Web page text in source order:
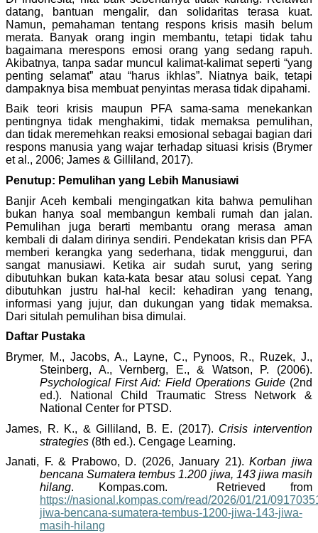
datang, bantuan mengalir, dan solidaritas terasa kuat.
Namun, pemahaman tentang respons krisis masih belum
merata. Banyak orang ingin membantu, tetapi tidak tahu
bagaimana merespons emosi orang yang sedang rapuh.
Akibatnya, tanpa sadar muncul kalimat-kalimat seperti “yang
penting selamat” atau “harus ikhlas”. Niatnya baik, tetapi
dampaknya bisa membuat penyintas merasa tidak dipahami.
Baik teori krisis maupun PFA sama-sama menekankan
pentingnya tidak menghakimi, tidak memaksa pemulihan,
dan tidak meremehkan reaksi emosional sebagai bagian dari
respons manusia yang wajar terhadap situasi krisis (Brymer
et al., 2006; James & Gilliland, 2017).
Penutup: Pemulihan yang Lebih Manusiawi
Banjir Aceh kembali mengingatkan kita bahwa pemulihan
bukan hanya soal membangun kembali rumah dan jalan.
Pemulihan juga berarti membantu orang merasa aman
kembali di dalam dirinya sendiri. Pendekatan krisis dan PFA
memberi kerangka yang sederhana, tidak menggurui, dan
sangat manusiawi. Ketika air sudah surut, yang sering
dibutuhkan bukan kata-kata besar atau solusi cepat. Yang
dibutuhkan justru hal-hal kecil: kehadiran yang tenang,
informasi yang jujur, dan dukungan yang tidak memaksa.
Dari situlah pemulihan bisa dimulai.
Daftar Pustaka
Brymer, M., Jacobs, A., Layne, C., Pynoos, R., Ruzek, J.,
Steinberg, A., Vernberg, E., & Watson, P. (2006).
Psychological First Aid: Field Operations Guide(2nd
ed.). National Child Traumatic Stress Network &
National Center for PTSD.
James, R. K., & Gilliland, B. E. (2017). Crisis intervention
strategies (8th ed.). Cengage Learning.
Janati, F. & Prabowo, D. (2026, January 21).Korban jiwa
bencana Sumatera tembus 1.200 jiwa, 143 jiwa masih
hilang. Kompas.com. Retrieved from
https://nasional.kompas.com/read/2026/01/21/
jiwa-bencana-sumatera-tembus-1200-jiwa-143-jiwa-
masih-hilang